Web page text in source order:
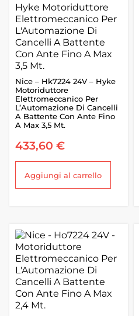
Nice – Hk7224 24V – Hyke
Motoriduttore
Elettromeccanico Per
L’Automazione Di Cancelli
A Battente Con Ante Fino
A Max 3,5 Mt.
433,60 €
Aggiungi al carrello